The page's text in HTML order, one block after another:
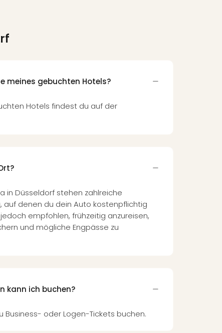
meines gebuchten Hotels?
Hotels findest du auf der
in Düsseldorf stehen zahlreiche
auf denen du dein Auto kostenpflichtig
empfohlen, frühzeitig anzureisen,
und mögliche Engpässe zu
kann ich buchen?
Business- oder Logen-Tickets buchen.